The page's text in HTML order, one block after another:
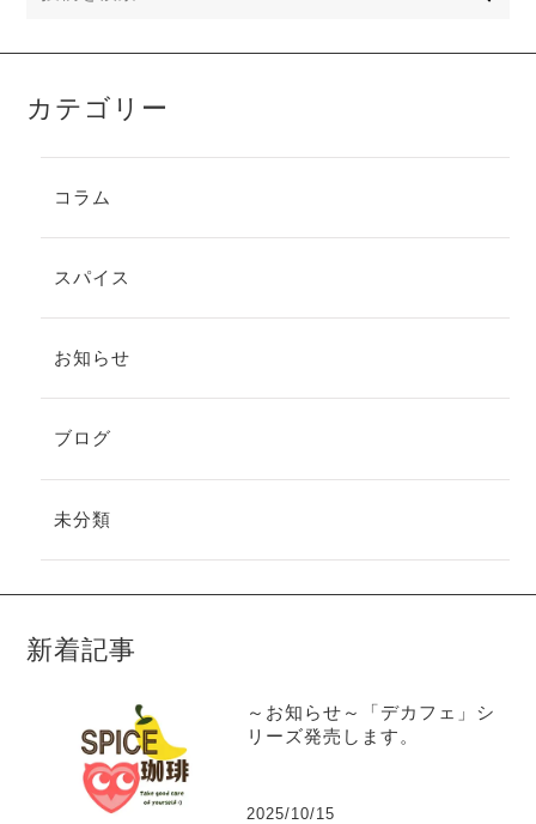
カテゴリー
コラム
スパイス
お知らせ
ブログ
未分類
新着記事
～お知らせ～「デカフェ」シ
リーズ発売します。
2025/10/15